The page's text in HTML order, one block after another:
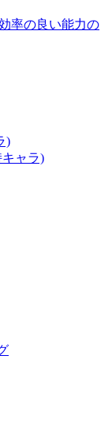
率の良い能力の
)
ャラ)